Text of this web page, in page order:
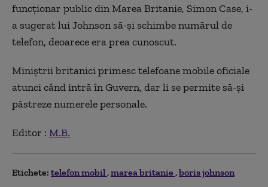
funcționar public din Marea Britanie, Simon Case, i-
a sugerat lui Johnson să-și schimbe numărul de
telefon, deoarece era prea cunoscut.
Miniștrii britanici primesc telefoane mobile oficiale
atunci când intră în Guvern, dar li se permite să-și
păstreze numerele personale.
Editor : M.B.
Etichete: telefon mobil marea britanie boris johnson